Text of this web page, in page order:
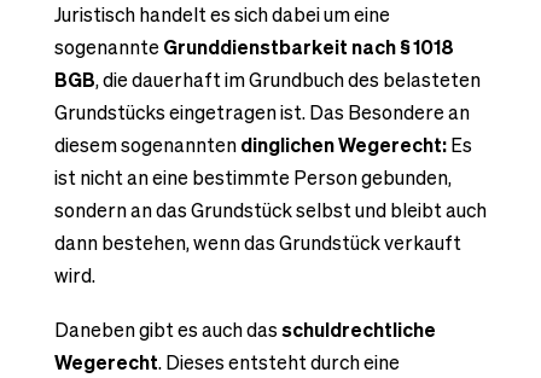
Juristisch handelt es sich dabei um eine
sogenannte Grunddienstbarkeit nach §1018
BGB, die dauerhaft im Grundbuch des belasteten
Grundstücks eingetragen ist. Das Besondere an
diesem sogenanntendinglichen Wegerecht:Es
ist nicht an eine bestimmte Person gebunden,
sondern an das Grundstück selbst und bleibt auch
dann bestehen, wenn das Grundstück verkauft
wird.
Daneben gibt es auch dasschuldrechtliche
Wegerecht. Dieses entsteht durch eine